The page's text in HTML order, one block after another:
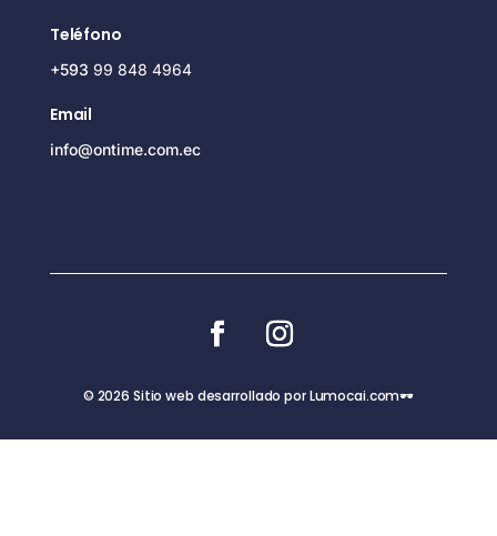
Teléfono
+593 99 848 4964
Email
info@ontime.com.ec
© 2026 Sitio web desarrollado por Lumocai.com🕶️